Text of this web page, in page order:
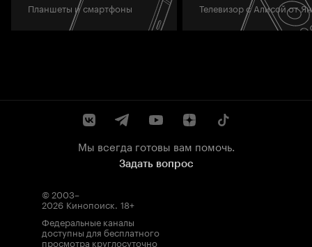
Планшеты и смартфоны Телевизор с Алисой от
Мы всегда готовы вам помочь.
Задать вопрос
© 2003–
2026 Кинопоиск. 18+
Федеральные каналы
доступны для бесплатного
просмотра круглосуточно